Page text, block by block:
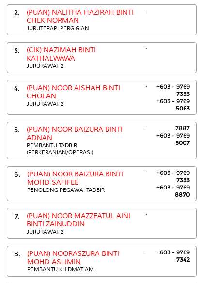
2.
(PUAN) NALITHA HAZIRAH BINTI
CHEK NORMAN
JURUTERAPI PERGIGIAN
.
3.
(CIK) NAZIMAH BINTI
KATHALWAWA
JURURAWAT 2
.
4.
(PUAN) NOOR AISHAH BINTI
CHOLAN
JURURAWAT 2
.
+603 - 9769
7333
+603 - 9769
5063
5.
(PUAN) NOOR BAIZURA BINTI
ADNAN
PEMBANTU TADBIR
(PERKERANIAN/OPERASI)
.
7887
+603 - 9769
5007
6.
(PUAN) NOOR BAIZURA BINTI
MOHD SAFIFEE
PENOLONG PEGAWAI TADBIR
.
+603 - 9769
7333
+603 - 9769
8870
7.
(PUAN) NOOR MAZZEATUL AINI
BINTI ZAINUDDIN
JURURAWAT 2
.
8.
(PUAN) NOORASZURA BINTI
MOHD ASLIMIN
PEMBANTU KHIDMAT AM
.
+603 - 9769
7342